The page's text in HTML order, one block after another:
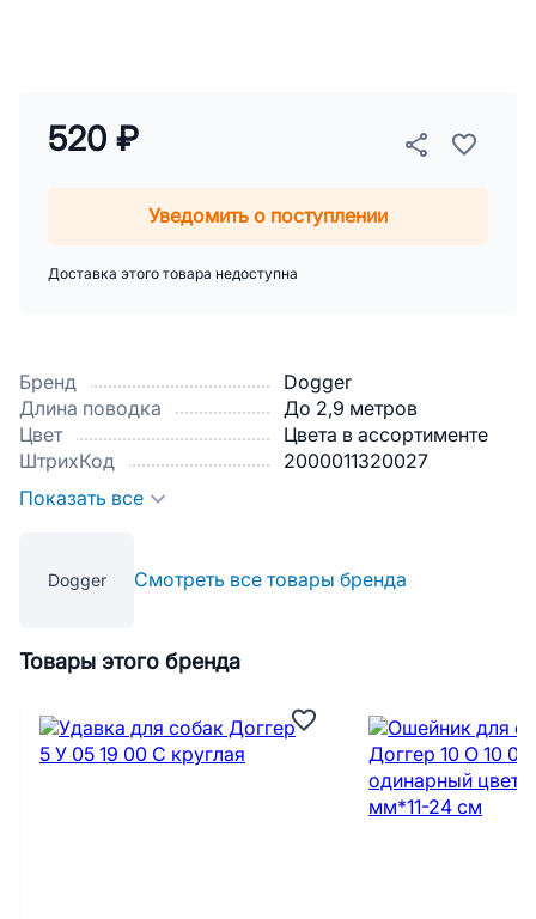
Бренд
Dogger
Длина поводка
До 2,9 метров
Цвет
Цвета в ассортименте
ШтрихКод
2000011320027
Показать все
Dogger Смотреть все товары бренда
520 ₽
Уведомить о поступлении
Доставка этого товара недоступна
Товары этого бренда